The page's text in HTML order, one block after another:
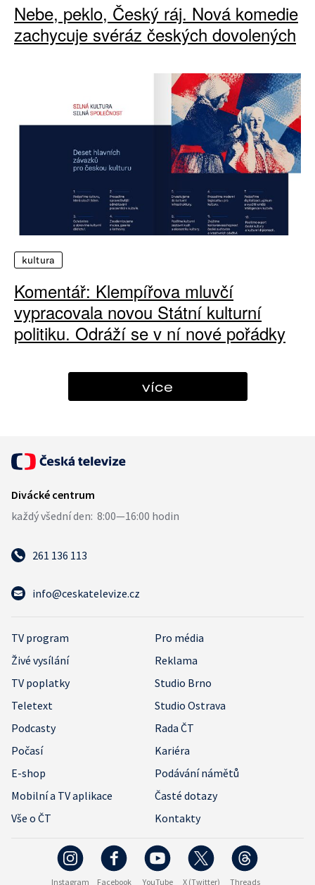
Nebe, peklo, Český ráj. Nová komedie
zachycuje svéráz českých dovolených
kultura
Komentář: Klempířova mluvčí
vypracovala novou Státní kulturní
politiku. Odráží se v ní nové pořádky
více
261 136 113
info@ceskatelevize.cz
TV program
Pro média
Živé vysílání
Reklama
TV poplatky
Studio Brno
Teletext
Studio Ostrava
Podcasty
Rada ČT
Počasí
Kariéra
E-shop
Podávání námětů
Mobilní a TV aplikace
Časté dotazy
Vše o ČT
Kontakty
Instagram Facebook YouTube X (Twitter) Threads